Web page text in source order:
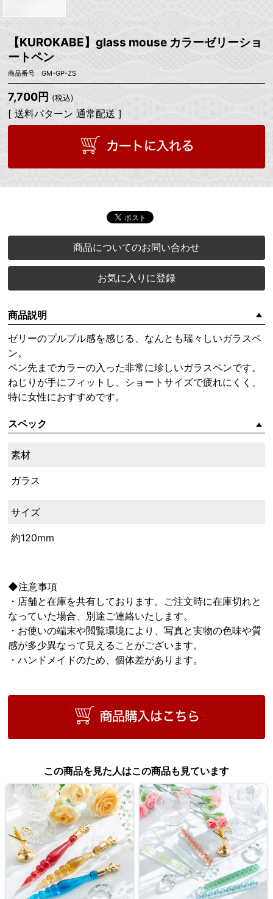
【KUROKABE】glass mouse カラーゼリーショ
ートペン
商品番号 GM-GP-ZS
7,700円 (税込)
[ 送料パターン 通常配送 ]
商品についてのお問い合わせ
お気に入りに登録
商品説明
ゼリーのプルプル感を感じる、なんとも瑞々しいガラスペ
ン。
ペン先までカラーの入った非常に珍しいガラスペンです。
ねじりが手にフィットし、ショートサイズで疲れにくく、
特に女性におすすめです。
スペック
素材
ガラス
サイズ
約120mm
◆注意事項
・店舗と在庫を共有しております。ご注文時に在庫切れと
なっていた場合、別途ご連絡いたします。
・お使いの端末や閲覧環境により、写真と実物の色味や質
感が多少異なって見えることがございます。
・ハンドメイドのため、個体差があります。
この商品を見た人はこの商品も見ています